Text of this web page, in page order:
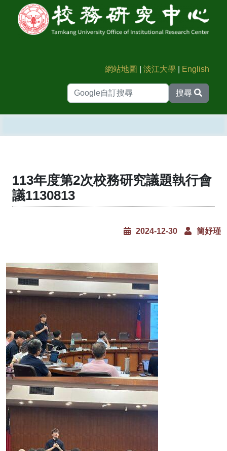
網站地圖 |淡江大學 English
搜尋
113年度第2次校務研究議題執行會
議1130813
2024-12-30 簡妤瑾